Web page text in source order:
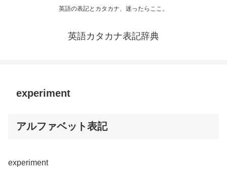
英語の表記とカタカナ、迷ったらここ。
英語カタカナ表記辞典
experiment
アルファベット表記
experiment